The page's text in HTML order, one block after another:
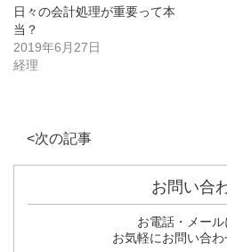
で
開
ま
す)
(新
し
ウ
ィ
す)
で
開
日々の会計処理が重要って本
当？
2019年6月27日
経理
<次の記事
お問い合
お電話・メール
お気軽にお問い合